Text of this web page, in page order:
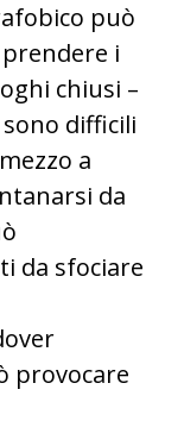
può
i
chiusi –
difficili
a
da
da sfociare
provocare